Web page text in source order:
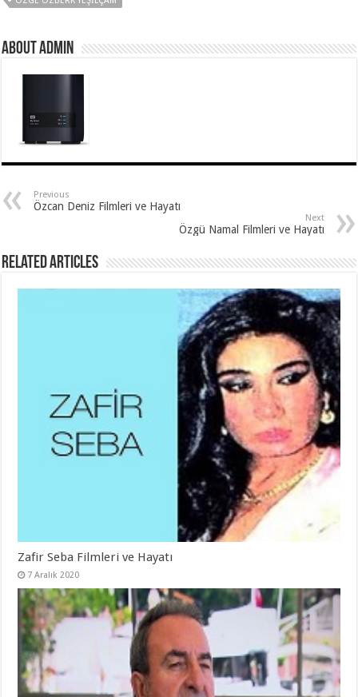
About Admin
Previous
Özcan Deniz Filmleri ve Hayatı
Next
Özgü Namal Filmleri ve Hayatı
Related Articles
Zafir Seba Filmleri ve Hayatı
7 Aralık 2020